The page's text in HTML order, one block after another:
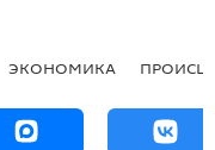
ЭКОНОМИКА